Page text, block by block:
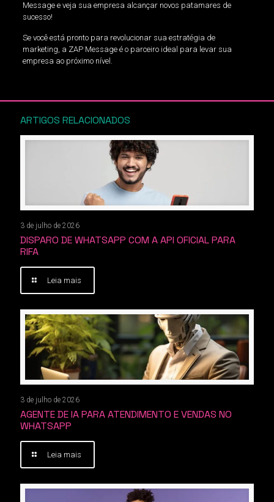
Message e veja sua empresa alcançar novos patamares de
sucesso!
Se você está pronto para revolucionar sua estratégia de
marketing, a ZAP Message é o parceiro ideal para levar sua
empresa ao próximo nível.
ARTIGOS RELACIONADOS
3 de julho de 2026
DISPARO DE WHATSAPP COM A API OFICIAL PARA
RIFA
Leia mais
3 de julho de 2026
AGENTE DE IA PARA ATENDIMENTO E VENDAS NO
WHATSAPP
Leia mais